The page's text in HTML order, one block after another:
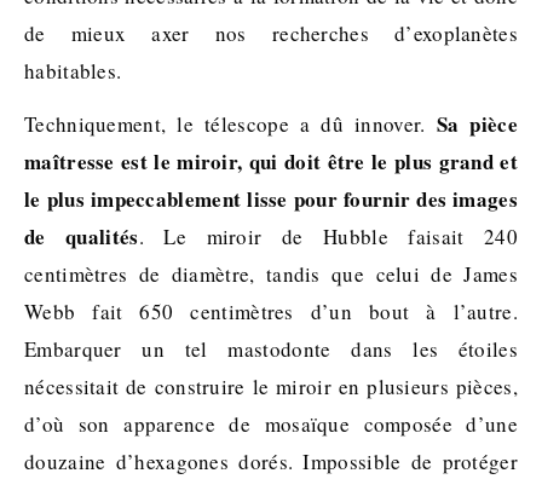
de mieux axer nos recherches d’exoplanètes
habitables.
Techniquement, le télescope a dû innover. Sa pièce
maîtresse est le miroir, qui doit être le plus grand et
le plus impeccablement lisse pour fournir des images
de qualités. Le miroir de Hubble faisait 240
centimètres de diamètre, tandis que celui de James
Webb fait 650 centimètres d’un bout à l’autre.
Embarquer un tel mastodonte dans les étoiles
nécessitait de construire le miroir en plusieurs pièces,
d’où son apparence de mosaïque composée d’une
douzaine d’hexagones dorés. Impossible de protéger